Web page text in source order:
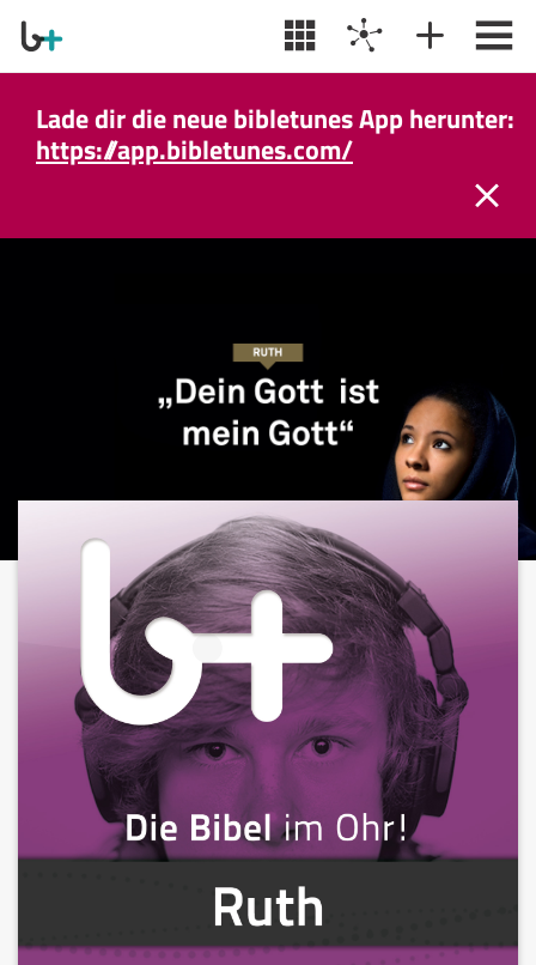
Lade dir die neue bibletunes App herunter:
https://app.bibletunes.com/